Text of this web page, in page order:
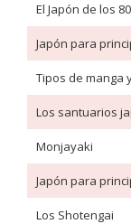
El Japón de los
Japón para
Tipos de manga
Los santuarios
Monjayaki
Japón para
Los Shotengai